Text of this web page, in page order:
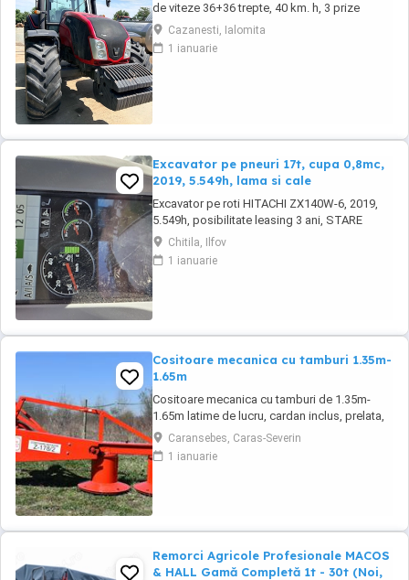
de viteze 36+36 trepte, 40 km. h, 3 prize
hidraulice, 650 65 r 42 spate, 540 65 r 30,
6.240 ore, an 2013, TVA inclus în preț.
Cazanesti, Ialomita
1 ianuarie
Excavator pe pneuri 17t, cupa 0,8mc,
2019, 5.549h, lama si cale
Excavator pe roti HITACHI ZX140W-6, 2019,
5.549h, posibilitate leasing 3 ani, STARE
FOARTE BUNA. Se poate vedea si proba in
Chitila , sos de Centura Bucuresti la UTIROM
INVEST SRL
Chitila, Ilfov
1 ianuarie
Cositoare mecanica cu tamburi 1.35m-
1.65m
Cositoare mecanica cu tamburi de 1.35m-
1.65m latime de lucru, cardan inclus, prelata,
cheie de cutite Transport in toate judetele
Caransebes, Caras-Severin
1 ianuarie
Remorci Agricole Profesionale MACOS
& HALL Gamă Completă 1t - 30t (Noi,